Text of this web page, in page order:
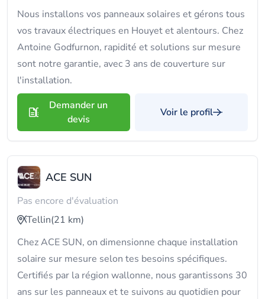
Nous installons vos panneaux solaires et gérons tous
vos travaux électriques en Houyet et alentours. Chez
Antoine Godfurnon, rapidité et solutions sur mesure
sont notre garantie, avec 3 ans de couverture sur
l'installation.
Demander un
devis
Voir le profil
ACE SUN
Pas encore d'évaluation
Tellin(21 km)
Chez ACE SUN, on dimensionne chaque installation
solaire sur mesure selon tes besoins spécifiques.
Certifiés par la région wallonne, nous garantissons 30
ans sur les panneaux et te suivons au quotidien pour